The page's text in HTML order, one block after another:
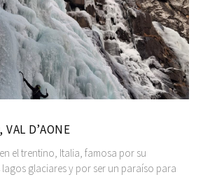
VAL D’AONE
el trentino, Italia, famosa por su
glaciares y por ser un paraíso para